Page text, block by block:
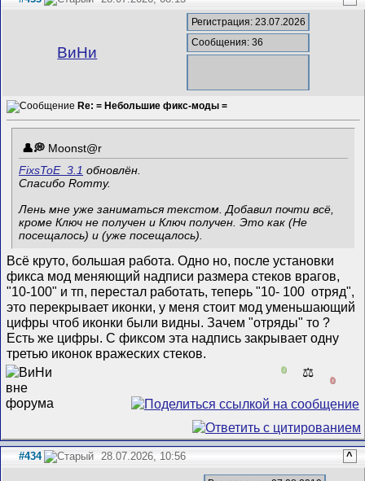
ВиНи
Регистрация: 23.07.2026
Сообщения: 36
Re: = Небольшие фикс-моды =
Mооnst@r
FixsToE_3.1 обновлён.
Спасибо Rommy.
Лень мне уже заниматься текстом. Добавил почти всё,
кроме Ключ не получен и Ключ получен. Это как (Не
посещалось) и (уже посещалось).
Всё круто, большая работа. Одно но, после установки
фикса мод меняющий надписи размера стеков врагов,
"10-100" и тп, перестал работать, теперь "10- 100 отряд",
это перекрывает иконки, у меня стоит мод уменьшающий
цифры чтоб иконки были видны. Зачем "отряды" то ?
Есть же цифры. С фиксом эта надпись закрывает одну
третью иконок вражеских стеков.
0 ⚖️
0
#434 28.07.2026, 10:56 ^